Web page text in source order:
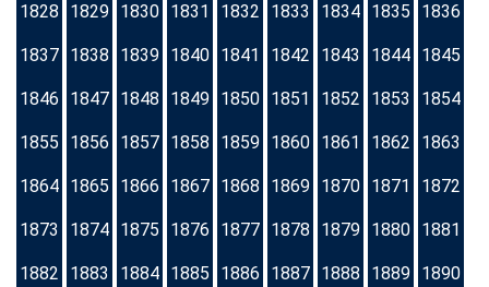
1828 1829 1830 1831 1832 1833 1834 1835 1836
1837 1838 1839 1840 1841 1842 1843 1844 1845
1846 1847 1848 1849 1850 1851 1852 1853 1854
1855 1856 1857 1858 1859 1860 1861 1862 1863
1864 1865 1866 1867 1868 1869 1870 1871 1872
1873 1874 1875 1876 1877 1878 1879 1880 1881
1882 1883 1884 1885 1886 1887 1888 1889 1890